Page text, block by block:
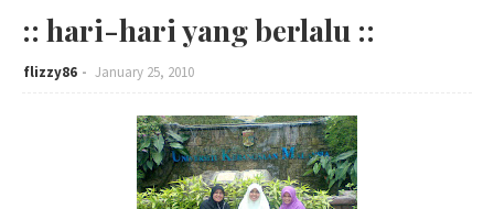
:: hari-hari yang berlalu ::
flizzy86 January 25, 2010